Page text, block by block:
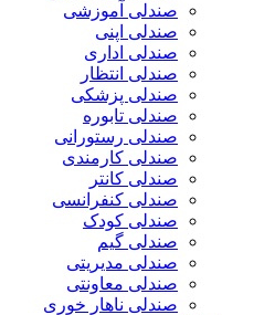
صندلی آموزشی
صندلی اپنی
صندلی اداری
صندلی انتظار
صندلی پزشکی
صندلی تابوره
صندلی رستورانی
صندلی کارمندی
صندلی کانتر
صندلی کنفرانسی
صندلی کودک
صندلی گیم
صندلی مدیریتی
صندلی معاونتی
صندلی ناهار خوری